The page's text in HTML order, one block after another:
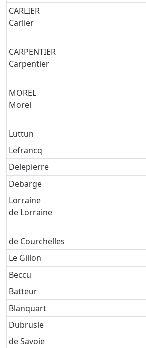
CARLIER
Carlier
CARPENTIER
Carpentier
MOREL
Morel
Luttun
Lefrancq
Delepierre
Debarge
Lorraine
de Lorraine
de Courchelles
Le Gillon
Beccu
Batteur
Blanquart
Dubrusle
de Savoie